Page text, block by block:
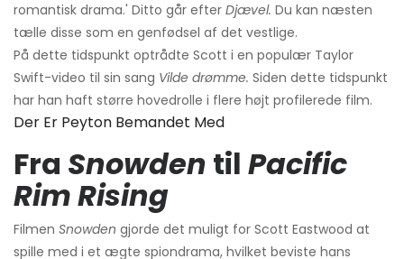
romantisk drama.' Ditto går efter Djævel. Du kan næsten
tælle disse som en genfødsel af det vestlige.
På dette tidspunkt optrådte Scott i en populær Taylor
Swift-video til sin sang Vilde drømme. Siden dette tidspunkt
har han haft større hovedrolle i flere højt profilerede film.
Der Er Peyton Bemandet Med
Fra Snowden til Pacific
Rim Rising
Filmen Snowden gjorde det muligt for Scott Eastwood at
spille med i et ægte spiondrama, hvilket beviste hans